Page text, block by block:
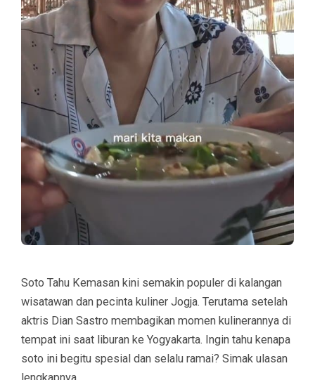
Soto Tahu Kemasan kini semakin populer di kalangan
wisatawan dan pecinta kuliner Jogja. Terutama setelah
aktris Dian Sastro membagikan momen kulinerannya di
tempat ini saat liburan ke Yogyakarta. Ingin tahu kenapa
soto ini begitu spesial dan selalu ramai? Simak ulasan